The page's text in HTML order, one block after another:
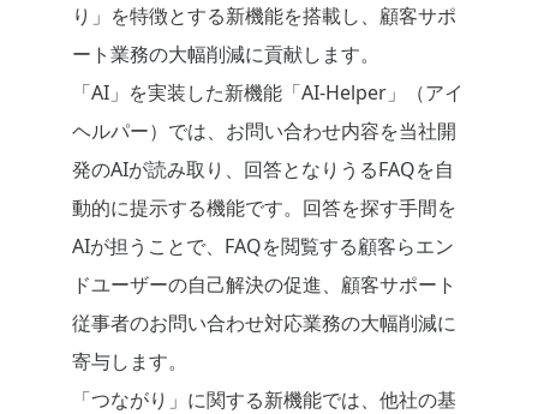
り」を特徴とする新機能を搭載し、顧客サポ
ート業務の大幅削減に貢献します。
「AI」を実装した新機能「AI-Helper」（アイ
ヘルパー）では、お問い合わせ内容を当社開
発のAIが読み取り、回答となりうるFAQを自
動的に提示する機能です。回答を探す手間を
AIが担うことで、FAQを閲覧する顧客らエン
ドユーザーの自己解決の促進、顧客サポート
従事者のお問い合わせ対応業務の大幅削減に
寄与します。
「つながり」に関する新機能では、他社の基